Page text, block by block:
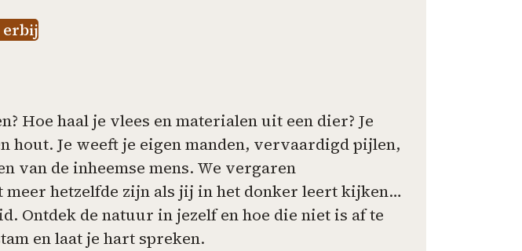
erbij
Hoe haal je vlees en materialen uit een dier? Je
hout. Je weeft je eigen manden, vervaardigd pijlen,
van de inheemse mens. We vergaren
meer hetzelfde zijn als jij in het donker leert kijken…
Ontdek de natuur in jezelf en hoe die niet is af te
en laat je hart spreken.